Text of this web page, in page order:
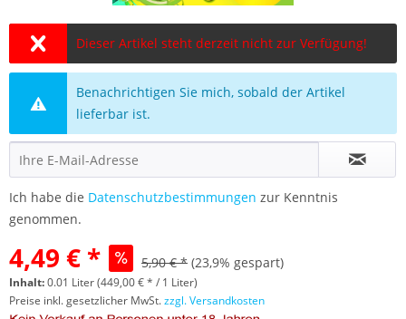
Dieser Artikel steht derzeit nicht zur Verfügung!
Benachrichtigen Sie mich, sobald der Artikel
lieferbar ist.
Ich habe die Datenschutzbestimmungen zur Kenntnis
genommen.
4,49 € * 5,90 € * (23,9% gespart)
Inhalt:0.01 Liter (449,00 € * / 1 Liter)
Preise inkl. gesetzlicher MwSt.zzgl. Versandkosten